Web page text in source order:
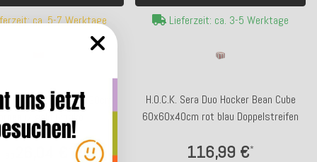
ca. 5-7 Werktage
Lieferzeit: ca. 3-5 Werktage
Erny Dekokissen 50x30cm
gold Gingko
H.O.C.K. Sera Duo Hocker Bean Cube
60x60x40cm rot blau Doppelstreifen
116,99 €*